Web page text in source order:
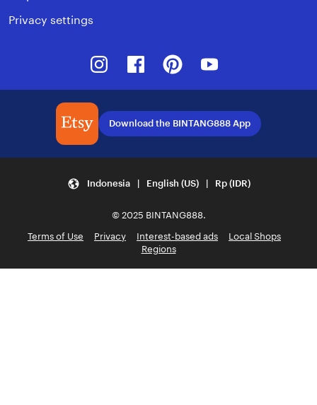
Privacy settings
InstagramFacebookPinterest
Download the BINTANG888 App
Indonesia | English (US) | Rp (IDR)
© 2025 BINTANG888.
Terms of Use
Privacy Interest-based ads
Local Shops
Regions